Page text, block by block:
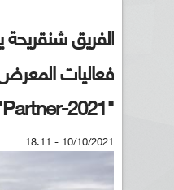
الفريق شنقريحة
فعاليات
"Partner-2021"
10/10/2021 - 18:11